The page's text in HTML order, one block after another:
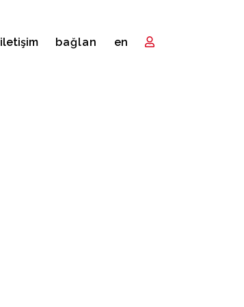
i̇letişim bağlan en